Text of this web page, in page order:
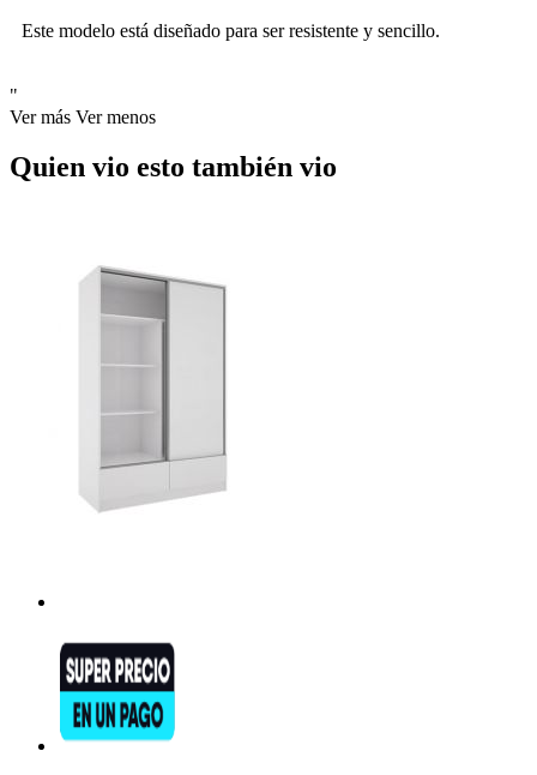
Este modelo está diseñado para ser resistente y sencillo.
"
Ver más Ver menos
Quien vio esto también vio